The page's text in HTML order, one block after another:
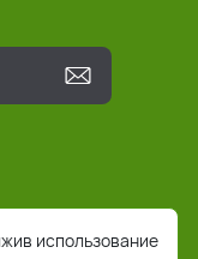
использование